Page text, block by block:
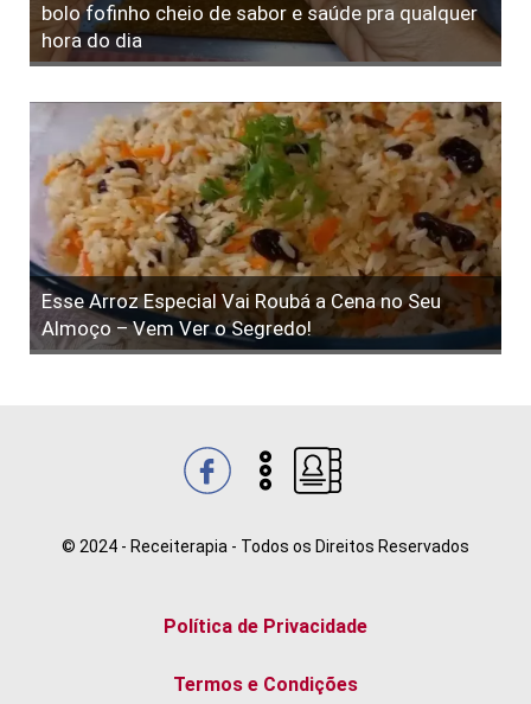
bolo fofinho cheio de sabor e saúde pra qualquer
hora do dia
Esse Arroz Especial Vai Roubá a Cena no Seu
Almoço – Vem Ver o Segredo!
© 2024 - Receiterapia - Todos os Direitos Reservados
Termos e Condições
Política de Privacidade